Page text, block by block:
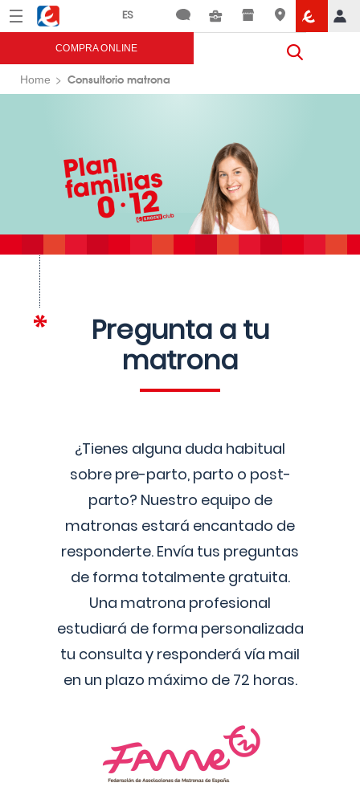
Menú Eroski
COMPRA ONLINE
Home Consultorio matrona
Pregunta a tu
matrona
¿Tienes alguna duda habitual
sobre pre-parto, parto o post-
parto? Nuestro equipo de
matronas estará encantado de
responderte. Envía tus preguntas
de forma totalmente gratuita.
Una matrona profesional
estudiará de forma personalizada
tu consulta y responderá vía mail
en un plazo máximo de 72 horas.